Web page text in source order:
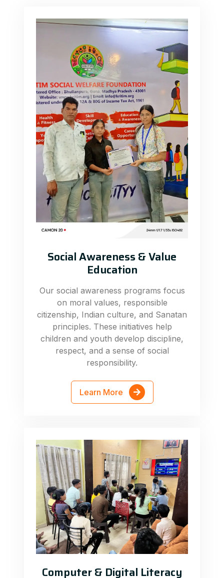
Social Awareness & Value
Education
Our social awareness programs focus
on moral values, responsible
citizenship, Indian culture, and Sanatan
principles. These initiatives help
children and youth develop discipline,
respect, and a sense of social
responsibility.
Learn More
Computer & Digital Literacy